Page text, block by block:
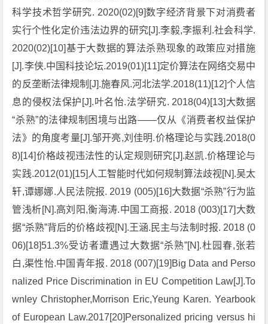
科学技术哲学研究. 2020(02)[9]数字经济背景下对消费者
实行个性化定价违法边界的研究[J].李毅,李振利.社会科学.
2020(02)[10]基于大数据的算法杀熟现象的政策应对措施
[J].李侠.中国科技论坛.2019(01)[11]定价算法在网络交易中
的反垄断法律规制[J].施春风.河北法学.2018(11)[12]个人信
息的侵权法保护[J].叶名怡.法学研究. 2018(04)[13]大数据
“杀熟”的法律规制困境与出路——仅从《消费者权益保护
法》的角度考量[J].邹开亮,刘佳明.价格理论与实践.2018(0
8)[14]价格歧视违法性的认定规则研究[J].赵凯.价格理论与
实践.2012(01)[15]人工智能时代如何规制算法歧视[N].吴太
轩,谭娜娜.人民法院报. 2019 (005)[16]大数据“杀熟”行为监
管浅析[N].高刘阳,衡海涛.中国工商报. 2018 (003)[17]大数
据“杀熟”背后的价格歧视[N].王涵.民主与法制时报. 2018 (0
06)[18]51.3%受访者遭遇过大数据“杀熟”[N].杜园春,张若
白,渠性怡.中国青年报. 2018 (007)[19]Big Data and Perso
nalized Price Discrimination in EU Competition Law[J].To
wnley Christopher,Morrison Eric,Yeung Karen. Yearbook
of European Law.2017[20]Personalized pricing versus hi